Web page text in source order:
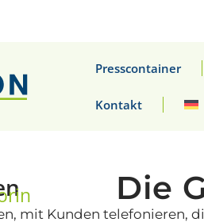
Presscontainer
Kontakt
Die
mit Kunden telefonieren,